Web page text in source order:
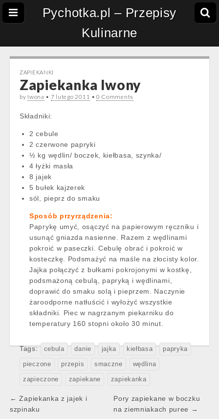
Pychotka.pl – Przepisy
Kulinarne
ZAPIEKANKI
Zapiekanka Iwony
by Iwona • 7 lutego 2011 • 0 Comments
Składniki:
2 cebule
2 czerwone papryki
½ kg wędlin/ boczek, kiełbasa, szynka/
4 łyżki masła
8 jajek
5 bułek kajzerek
sól, pieprz do smaku
Sposób przyrządzenia:
Paprykę umyć, osączyć na papierowym ręczniku i
usunąć gniazda nasienne. Razem z wędlinami
pokroić w paseczki. Cebulę obrać i pokroić w
kosteczkę. Podsmażyć na maśle na złocisty kolor.
Jajka połączyć z bułkami pokrojonymi w kostkę,
podsmażoną cebulą, papryką i wędlinami,
doprawić do smaku solą i pieprzem. Naczynie
żaroodporne natłuścić i wyłożyć wszystkie
składniki. Piec w nagrzanym piekarniku do
temperatury 160 stopni około 30 minut.
Tags: cebula danie jajka kiełbasa papryka
pieczone przepis smaczne wędlina
zapieczone zapiekane zapiekanka
Post
navigation
← Zapiekanka z jajek i
szpinaku
Pory zapiekane w boczku
na ziemniakach puree →